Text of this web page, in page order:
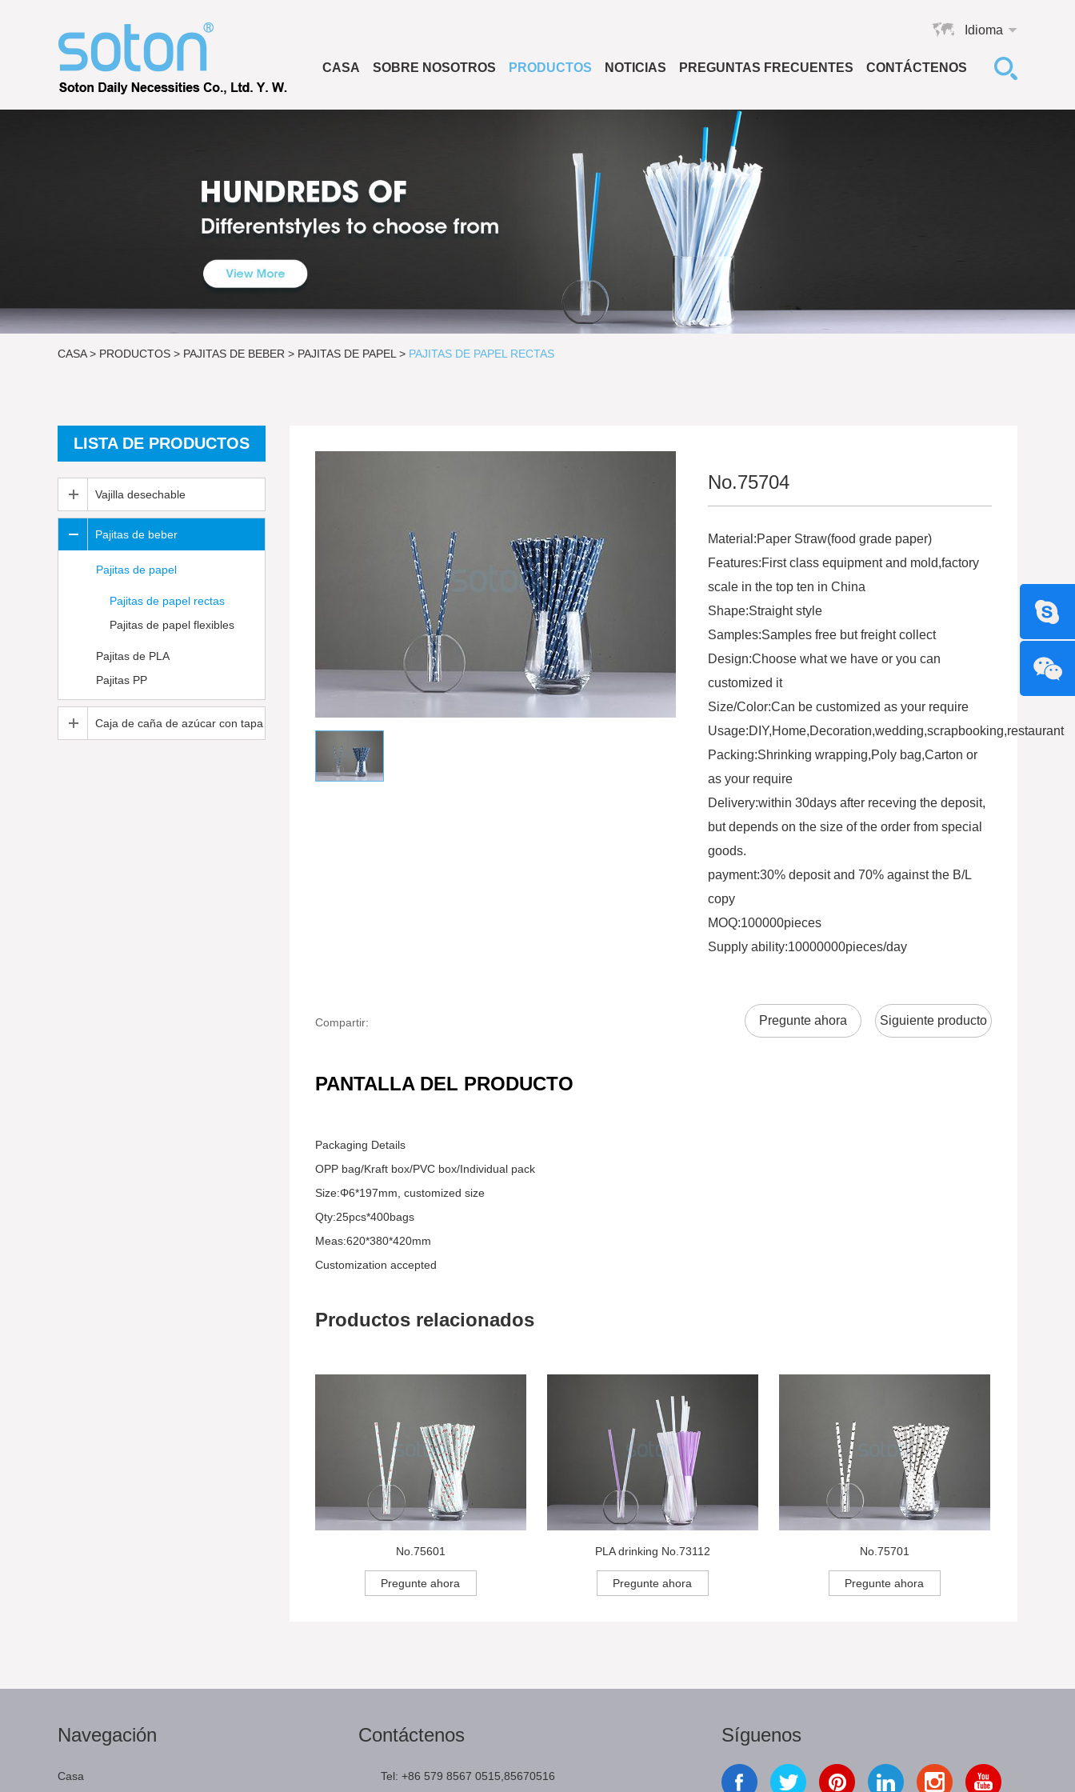
Idioma
CASA SOBRE NOSOTROS PRODUCTOS NOTICIAS PREGUNTAS FRECUENTES CONTÁCTENOS
CASA > PRODUCTOS > PAJITAS DE BEBER > PAJITAS DE PAPEL > PAJITAS DE PAPEL RECTAS
No.75704
Material:Paper Straw(food grade paper)
Features:First class equipment and mold,factory
scale in the top ten in China
Shape:Straight style
Samples:Samples free but freight collect
Design:Choose what we have or you can
customized it
Size/Color:Can be customized as your require
Usage:DIY,Home,Decoration,wedding,scrapbooking,restaurant
Packing:Shrinking wrapping,Poly bag,Carton or
as your require
Delivery:within 30days after receving the deposit,
but depends on the size of the order from special
goods.
payment:30% deposit and 70% against the B/L
copy
MOQ:100000pieces
Supply ability:10000000pieces/day
Compartir: Pregunte ahora Siguiente producto
PANTALLA DEL PRODUCTO
Packaging Details
OPP bag/Kraft box/PVC box/Individual pack
Size:Φ6*197mm, customized size
Qty:25pcs*400bags
Meas:620*380*420mm
Customization accepted
Productos relacionados
No.75601
Pregunte ahora
PLA drinking No.73112
Pregunte ahora
No.75701
Pregunte ahora
LISTA DE PRODUCTOS
Vajilla desechable
Pajitas de beber
Pajitas de papel
Pajitas de papel rectas
Pajitas de papel flexibles
Pajitas de PLA
Pajitas PP
Caja de caña de azúcar con tapa
Navegación
Casa
Contáctenos
Tel: +86 579 8567 0515,85670516
Síguenos